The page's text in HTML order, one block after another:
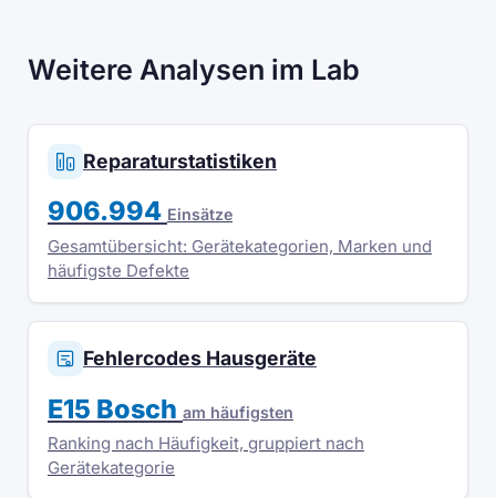
Weitere Analysen im Lab
Reparaturstatistiken
906.994 Einsätze
Gesamtübersicht: Gerätekategorien, Marken und
häufigste Defekte
Fehlercodes Hausgeräte
E15 Bosch am häufigsten
Ranking nach Häufigkeit, gruppiert nach
Gerätekategorie